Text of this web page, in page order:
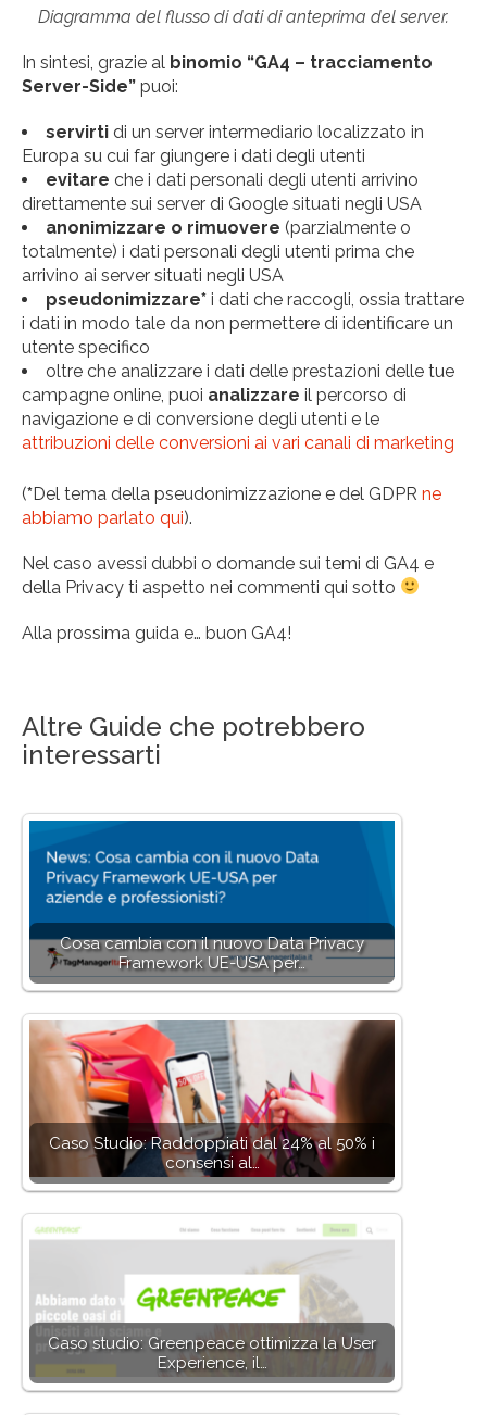
Diagramma del flusso di dati di anteprima del server.
In sintesi, grazie al binomio “GA4 – tracciamento
Server-Side” puoi:
servirti di un server intermediario localizzato in
Europa su cui far giungere i dati degli utenti
evitare che i dati personali degli utenti arrivino
direttamente sui server di Google situati negli USA
anonimizzare o rimuovere (parzialmente o
totalmente) i dati personali degli utenti prima che
arrivino ai server situati negli USA
pseudonimizzare* i dati che raccogli, ossia trattare
i dati in modo tale da non permettere di identificare un
utente specifico
oltre che analizzare i dati delle prestazioni delle tue
campagne online, puoi analizzare il percorso di
navigazione e di conversione degli utenti e le
attribuzioni delle conversioni ai vari canali di marketing
(*Del tema della pseudonimizzazione e del GDPR ne
abbiamo parlato qui).
Nel caso avessi dubbi o domande sui temi di GA4 e
della Privacy ti aspetto nei commenti qui sotto
Alla prossima guida e… buon GA4!
Altre Guide che potrebbero
interessarti
Cosa cambia con il nuovo Data Privacy
Framework UE-USA per…
Caso Studio: Raddoppiati dal 24% al 50% i
consensi al…
Caso studio: Greenpeace ottimizza la User
Experience, il…